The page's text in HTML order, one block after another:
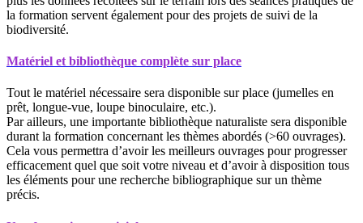
la formation servent également pour des projets de suivi de la
biodiversité.
Matériel et bibliothèque complète sur place
Tout le matériel nécessaire sera disponible sur place (jumelles en
prêt, longue-vue, loupe binoculaire, etc.).
Par ailleurs, une importante bibliothèque naturaliste sera disponible
durant la formation concernant les thèmes abordés (>60 ouvrages).
Cela vous permettra d’avoir les meilleurs ouvrages pour progresser
efficacement quel que soit votre niveau et d’avoir à disposition tous
les éléments pour une recherche bibliographique sur un thème
précis.